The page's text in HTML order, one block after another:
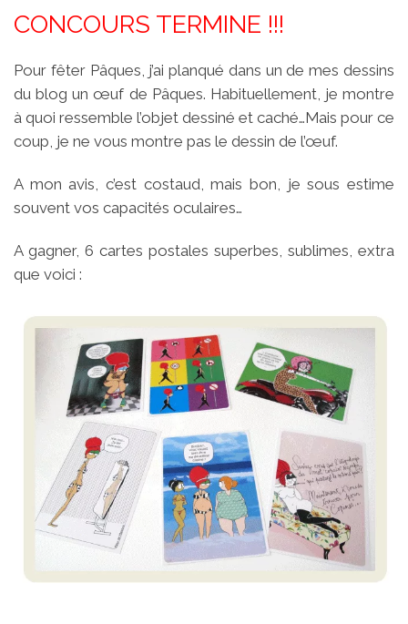
CONCOURS TERMINE !!!
Pour fêter Pâques, j’ai planqué dans un de mes dessins
du blog un œuf de Pâques. Habituellement, je montre
à quoi ressemble l’objet dessiné et caché…Mais pour ce
coup, je ne vous montre pas le dessin de l’œuf.
A mon avis, c’est costaud, mais bon, je sous estime
souvent vos capacités oculaires…
A gagner, 6 cartes postales superbes, sublimes, extra
que voici :